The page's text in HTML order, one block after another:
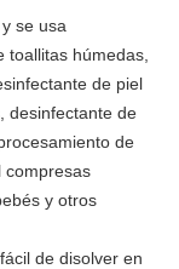
se usa
toallitas húmedas,
de piel
desinfectante de
de
compresas
y otros
de disolver en